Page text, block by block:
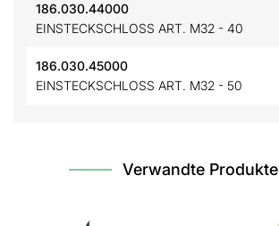
186.030.44000
EINSTECKSCHLOSS ART. M32 - 40
186.030.45000
EINSTECKSCHLOSS ART. M32 - 50
Verwandte Produkte